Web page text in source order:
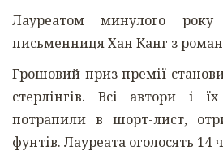
Лауреатом минулого року
письменниця Хан Канг з
Грошовий приз премії
стерлінгів. Всі автори і
потрапили в шорт-лист,
фунтів. Лауреата оголосять 14